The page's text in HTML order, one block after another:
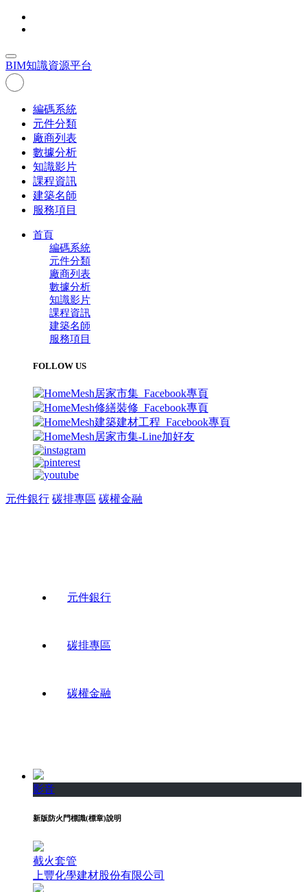
BIM知識資源平台
編碼系統
元件分類
廠商列表
數據分析
知識影片
課程資訊
建築名師
服務項目
首頁
編碼系統
元件分類
廠商列表
數據分析
知識影片
課程資訊
建築名師
服務項目
FOLLOW US
元件銀行 碳排專區 碳權金融
元件銀行
碳排專區
碳權金融
影音
新版防火門標識(標章)說明
截火套管
上豐化學建材股份有限公司